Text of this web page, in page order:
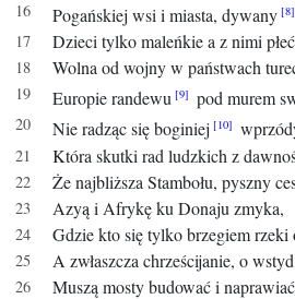
Pogańskiej wsi i miasta, dywany
Dzieci tylko maleńkie a z nimi płeć
Wolna od wojny w państwach
Europie randewu
pod murem
Nie radząc się boginiej
Która skutki rad ludzkich z
Że najbliższa Stambołu, pyszny
Azyą i Afrykę ku Donaju zmyka,
Gdzie kto się tylko brzegiem rzeki
A zwłaszcza chrześcijanie, o
Muszą mosty budować i